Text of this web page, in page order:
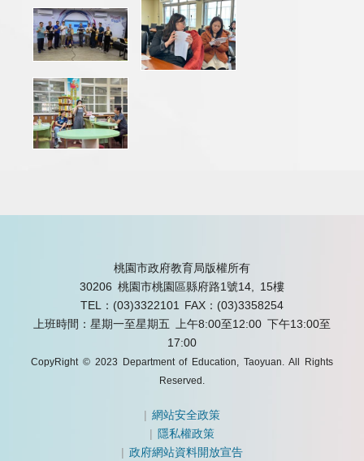
桃園市政府教育局版權所有
30206 桃園市桃園區縣府路1號14, 15樓
TEL：(03)3322101
FAX：(03)3358254
上班時間：星期一至星期五 上午8:00至12:00 下午13:00至
17:00
CopyRight © 2023 Department of Education, Taoyuan. All Rights
Reserved.
|網站安全政策
| 隱私權政策
|政府網站資料開放宣告